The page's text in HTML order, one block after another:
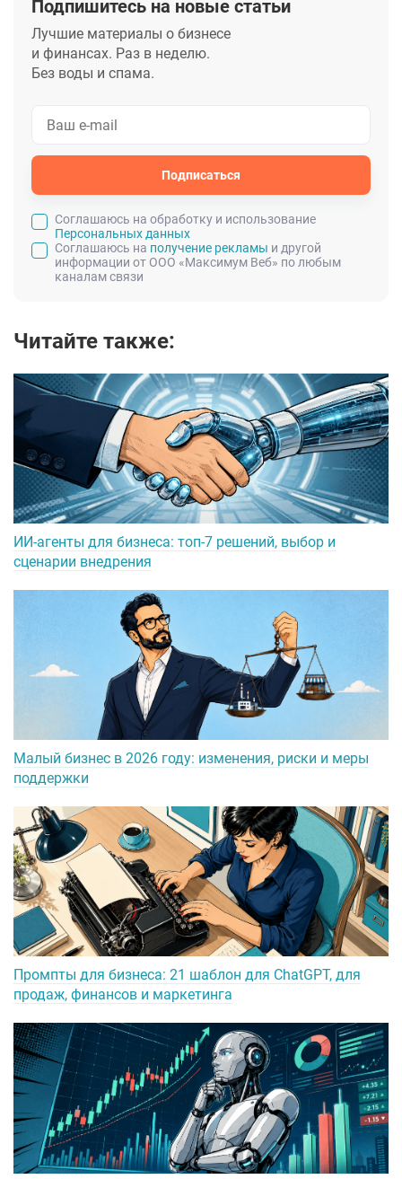
Подпишитесь на новые статьи
Лучшие материалы о бизнесе
и финансах. Раз в неделю.
Без воды и спама.
Подписаться
Cоглашаюсь на обработку и использование
Персональных данных
Соглашаюсь на получение рекламы и другой
информации от ООО «Максимум Веб» по любым
каналам связи
Читайте также:
ИИ-агенты для бизнеса: топ-7 решений, выбор и
сценарии внедрения
Малый бизнес в 2026 году: изменения, риски и меры
поддержки
Промпты для бизнеса: 21 шаблон для ChatGPT, для
продаж, финансов и маркетинга